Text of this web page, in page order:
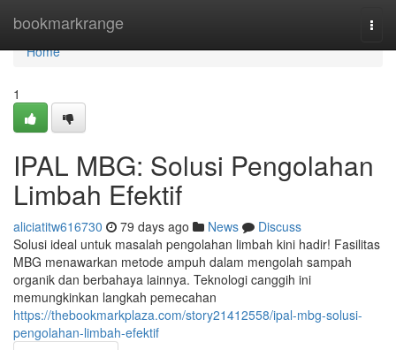
bookmarkrange
Home
Home
1
IPAL MBG: Solusi Pengolahan
Limbah Efektif
aliciatitw616730 79 days ago News
Discuss
Solusi ideal untuk masalah pengolahan limbah kini hadir! Fasilitas
MBG menawarkan metode ampuh dalam mengolah sampah
organik dan berbahaya lainnya. Teknologi canggih ini
memungkinkan langkah pemecahan
https://thebookmarkplaza.com/story21412558/ipal-mbg-solusi-
pengolahan-limbah-efektif